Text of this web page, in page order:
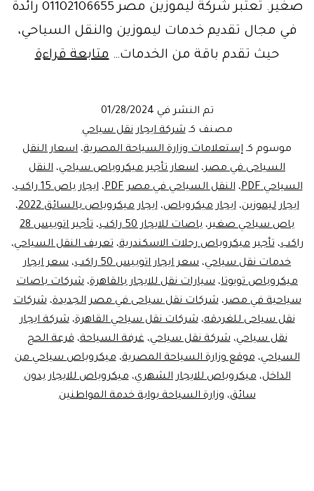
صغير. تعتبر شركة ليموزين مصر 01102106655 رائدة
في مجال تقديم خدمات ليموزين والنقل السياحي،
حيث تقدم باقة من الخدمات…متابعة قراءةخدمة
تم النشر في 01/28/2024
مصنف كـشركة ايجار نقل سياحي
موسوم كـ إستعلامات وزارة السياحة المصرية، اسعار النقل
السياحى في مصر، اسعار تأجير ميكروباص سياحي، النقل
السياحي PDF
،النقل السياحي في مصر PDF ،ايجار باص 15 راكب
،
ايجار ليموزين،ايجار ميكروباص،ايجار ميكروباص بالسائق 2022
،
باص سياحي صغير، باصات للايجار 50 راكب ،
تأجير اتوبيس 28
راكب،تأجير ميكروباص رحلات الاسكندرية،تعريف النقل السياحي،
خدمات نقل سياحي، سعر ايجار اتوبيس 50 راكب ، سعر ايجار
ميكروباص تويوتا، سيارات نقل للايجار بالقاهرة، شركات باصات
سياحية في مصر،شركات نقل سياحى في مصر الجديدة،شركات
نقل سياحى للغردقه،شركات نقل سياحي القاهرة،شركة ايجار
نقل سياحي،شركة نقل سياحي،غرفة السياحة،قرعة الحج
السياحي،موقع وزارة السياحة المصرية،ميكروباص سياحي من
الداخل،ميكروباص للايجار الشهري،ميكروباص للايجار بدون
سائق،وزارة السياحة بوابة خدمة المواطنين